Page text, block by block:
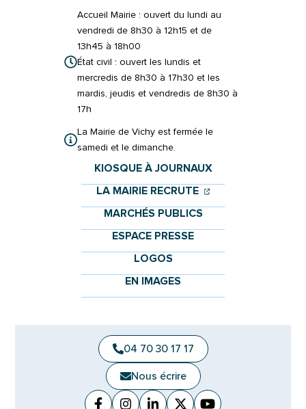
Accueil Mairie : ouvert du lundi au
vendredi de 8h30 à 12h15 et de
13h45 à 18h00
État civil : ouvert les lundis et
mercredis de 8h30 à 17h30 et les
mardis, jeudis et vendredis de 8h30 à
17h
La Mairie de Vichy est fermée le
samedi et le dimanche.
KIOSQUE À JOURNAUX
LA MAIRIE RECRUTE (OUVERTURE
(OUVERTURE
MARCHÉS PUBLICS
ESPACE PRESSE
LOGOS
EN IMAGES
04 70 30 17 17
Nous écrire